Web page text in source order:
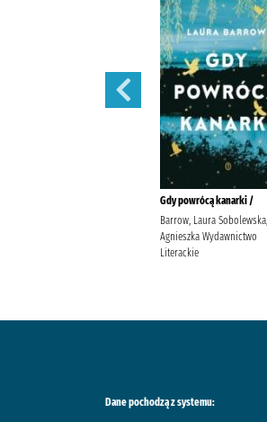
Gdy powrócą kanarki /
Barrow, Laura Sobolewska,
Agnieszka Wydawnictwo
Literackie
Dane pochodzą z systemu: